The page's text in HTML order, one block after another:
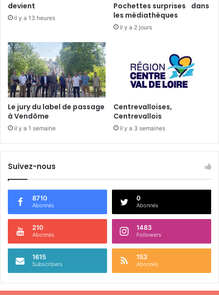
n
d
m
o
i
s
devient
il y a 13 heures
Pochettes surprises dans
les médiathèques
il y a 2 jours
Le jury du label de passage
à Vendôme
il y a 1 semaine
Centrevalloises,
Centrevallois
il y a 3 semaines
Suivez-nous
8710
Abonnés
0
Abonnés
210
Abonnés
1483
Followers
1615
Subscribers
153
Abonnés